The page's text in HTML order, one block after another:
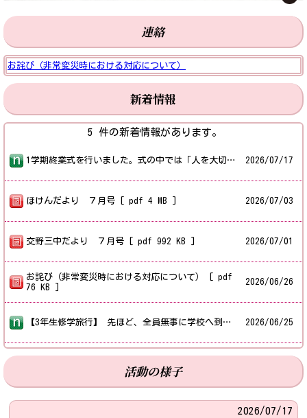
連絡
お詫び（非常変災時における対応について）
新着情報
5 件の新着情報があります。
1学期終業式を行いました。式の中では「人を大切にすること」「自分自身を大切にすること」「なりたい自分の実現に向けて、夏休みに力を蓄えることが、自分を大切にする一つの方法であること」などをお話ししました。三輪指導教諭からは「三中あいうえお」の確認や夏休みの過ごし方についてお話がありました。皆、真剣な表情で話を聞いてくれていました。 式終了後、交野女子学院から講師をお招きして、SNSを通した闇バイトの危険性等について非行防止教室を実施しました。 いい形で1学期終了を迎えた三中。2学期の三中生の活躍が楽しみです。 保護者・地域の皆様には、この間数多くのご理解・ご協力を賜りました。誠にありがとうございました。 2026/07/17
ほけんだより ７月号 [ pdf 4 MB ] 2026/07/03
交野三中だより ７月号 [ pdf 992 KB ] 2026/07/01
お詫び（非常変災時における対応について） [ pdf
76 KB ]
2026/06/26
【3年生修学旅行】 先ほど、全員無事に学校へ到着しました。 少し疲れた様子も見られますが、この3日間で多くのことを学び、仲間と協力して活動する中で団結力を深めることができました。3年生の素敵な姿をたくさん見ることができました。 修学旅行中は、保護者の皆様のご理解とご協力をいただき、ありがとうございました。ご家庭でもぜひ土産話を聞いていただければと思います。 3日間ありがとうございました。 2026/06/25
活動の様子
2026/07/17